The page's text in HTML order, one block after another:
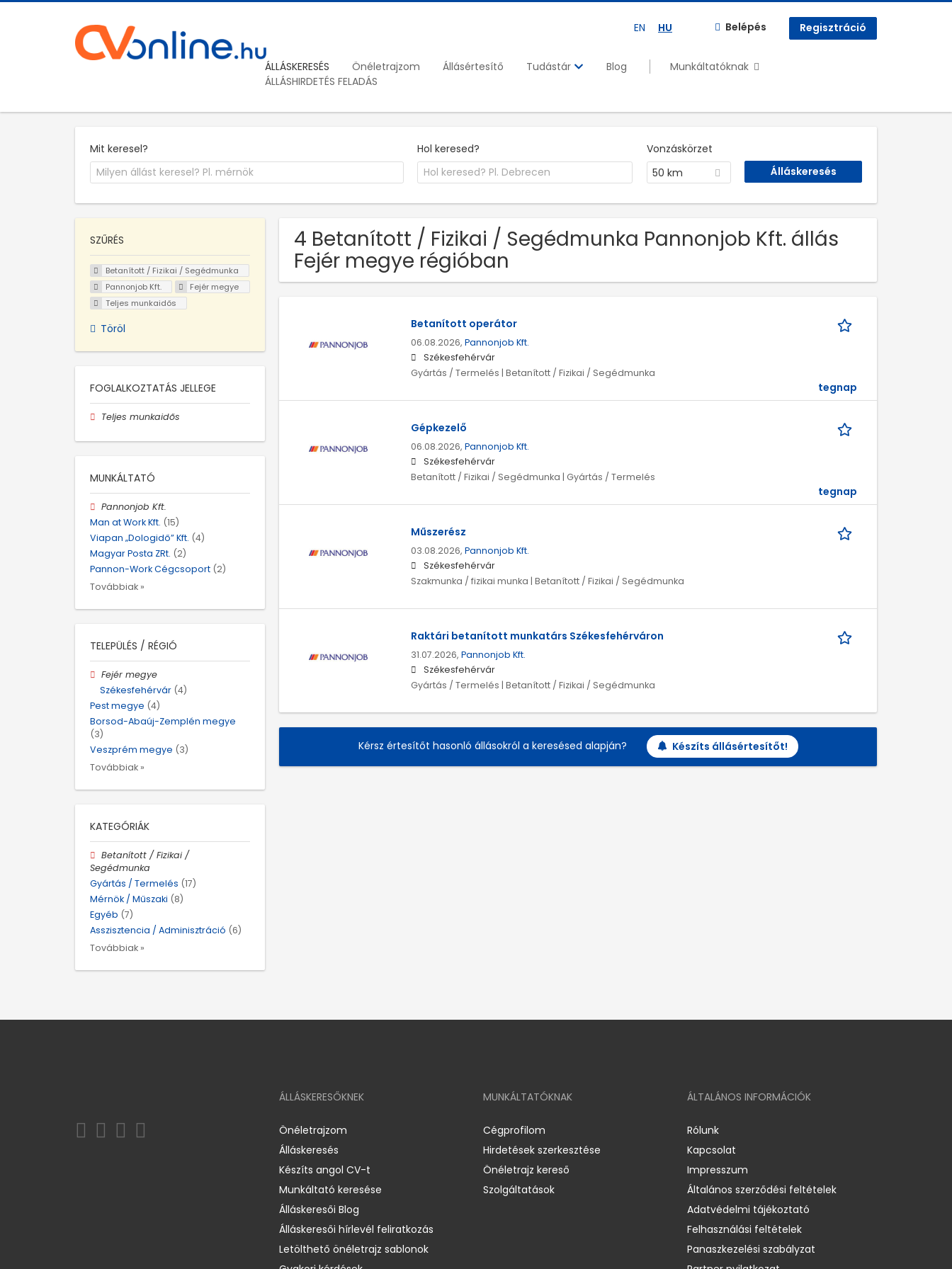
EN HU Belépés Regisztráció
ÁLLÁSKERESÉS Önéletrajzom Állásértesítő Tudástár Blog
Munkáltatóknak
ÁLLÁSHIRDETÉS FELADÁS
Mit keresel? Hol keresed?
Vonzáskörzet
50 km
4 Betanított / Fizikai / Segédmunka Pannonjob Kft. állás
Fejér megye régióban
Betanított operátor
06.08.2026, Pannonjob Kft.
Székesfehérvár
Gyártás / Termelés | Betanított / Fizikai / Segédmunka
tegnap
Gépkezelő
06.08.2026, Pannonjob Kft.
Székesfehérvár
Betanított / Fizikai / Segédmunka | Gyártás / Termelés
tegnap
Műszerész
03.08.2026, Pannonjob Kft.
Székesfehérvár
Szakmunka / fizikai munka | Betanított / Fizikai / Segédmunka
Raktári betanított munkatárs Székesfehérváron
31.07.2026, Pannonjob Kft.
Székesfehérvár
Gyártás / Termelés | Betanított / Fizikai / Segédmunka
Kérsz értesítőt hasonló állásokról a keresésed alapján? Készíts állásértesítőt!
SZŰRÉS
Betanított / Fizikai / Segédmunka
Pannonjob Kft.
Fejér megye
Teljes munkaidős
Töröl
FOGLALKOZTATÁS JELLEGE
Teljes munkaidős
MUNKÁLTATÓ
Pannonjob Kft.
Man at Work Kft. (15)
Viapan „Dologidő” Kft. (4)
Magyar Posta ZRt. (2)
Pannon-Work Cégcsoport (2)
Továbbiak »
TELEPÜLÉS / RÉGIÓ
Fejér megye
Székesfehérvár (4)
Pest megye (4)
Borsod-Abaúj-Zemplén megye
(3)
Veszprém megye (3)
Továbbiak »
KATEGÓRIÁK
Betanított / Fizikai /
Segédmunka
Gyártás / Termelés (17)
Mérnök / Műszaki (8)
Egyéb (7)
Asszisztencia / Adminisztráció (6)
Továbbiak »
ÁLLÁSKERESŐKNEK
Önéletrajzom
Álláskeresés
Készíts angol CV-t
Munkáltató keresése
Álláskeresői Blog
Álláskeresői hírlevél feliratkozás
Letölthető önéletrajz sablonok
MUNKÁLTATÓKNAK
Cégprofilom
Hirdetések szerkesztése
Önéletrajz kereső
Szolgáltatások
ÁLTALÁNOS INFORMÁCIÓK
Rólunk
Kapcsolat
Impresszum
Általános szerződési feltételek
Adatvédelmi tájékoztató
Felhasználási feltételek
Panaszkezelési szabályzat